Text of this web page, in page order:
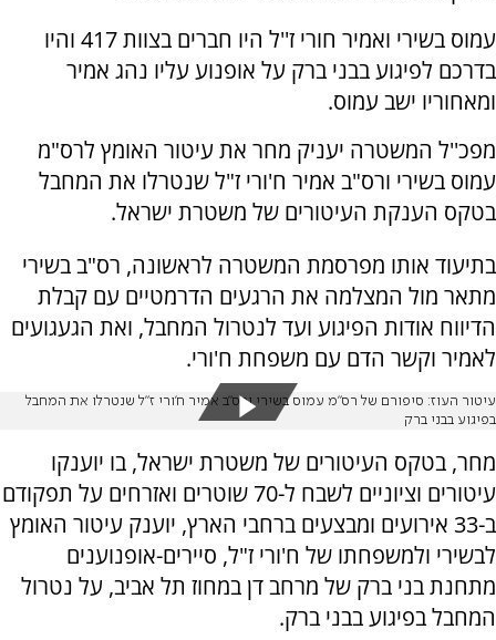
עמוס בשירי ואמיר חורי ז''ל היו חברים בצוות 417 והיו
בדרכם לפיגוע בבני ברק על אופנוע עליו נהג אמיר
ומאחוריו ישב עמוס.
מפכ''ל המשטרה יעניק מחר את עיטור האומץ לרס"מ
עמוס בשירי ורס"ב אמיר ח'ורי ז"ל שנטרלו את המחבל
בטקס הענקת העיטורים של משטרת ישראל.
בתיעוד אותו מפרסמת המשטרה לראשונה, רס"ב בשירי
מתאר מול המצלמה את הרגעים הדרמטיים עם קבלת
הדיווח אודות הפיגוע ועד לנטרול המחבל, ואת הגעגועים
לאמיר וקשר הדם עם משפחת ח'ורי.
עיטור העוז: סיפורם של רס"מ עמוס בשירי ורס"ב אמיר ח'ורי ז"ל שנטרלו את המחבל
בפיגוע בבני ברק
מחר, בטקס העיטורים של משטרת ישראל, בו יוענקו
עיטורים וציוניים לשבח ל-70 שוטרים ואזרחים על תפקודם
ב-33 אירועים ומבצעים ברחבי הארץ, יוענק עיטור האומץ
לבשירי ולמשפחתו של ח'ורי ז"ל, סיירים-אופנוענים
מתחנת בני ברק של מרחב דן במחוז תל אביב, על נטרול
המחבל בפיגוע בבני ברק.